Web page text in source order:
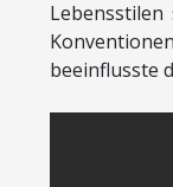
beeinflusste